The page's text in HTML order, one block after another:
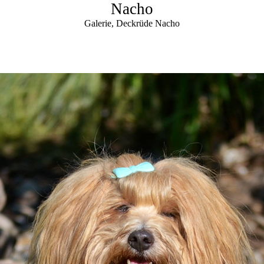
Nacho
Galerie, Deckrüde Nacho